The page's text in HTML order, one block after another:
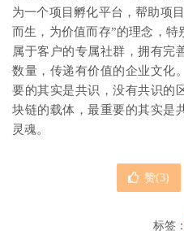
为一个项目孵化平台，帮助项
而生，为价值而存”的理念，
属于客户的专属社群，拥有完
数量，传递有价值的企业文化
要的其实是共识，没有共识的
块链的载体，最重要的其实是
灵魂。
赞(3)
标签：